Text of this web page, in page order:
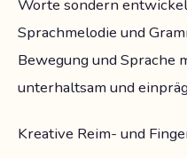
Worte sondern
Sprachmelodie und
Bewegung und Sprache
unterhaltsam und
Kreative Reim- und